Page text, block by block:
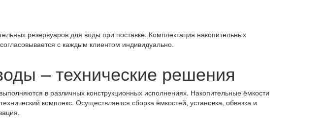
резервуаров для воды при поставке. Комплектация накопительных
с каждым клиентом индивидуально.
– технические решения
в различных конструкционных исполнениях. Накопительные ёмкости
комплекс. Осуществляется сборка ёмкостей, установка, обвязка и